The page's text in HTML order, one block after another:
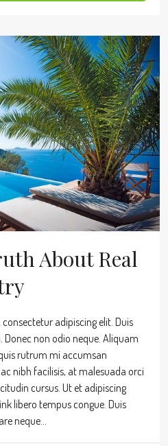
About Real
adipiscing elit. Duis
Donec non odio neque. Aliquam
rutrum mi accumsan
nibh facilisis, at malesuada orci
cursus. Ut et adipiscing
libero tempus congue. Duis
neque...